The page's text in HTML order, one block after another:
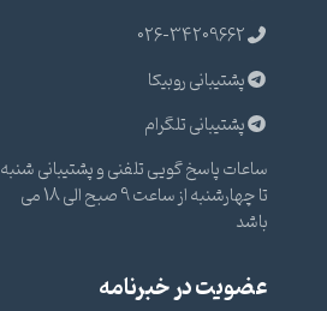
026-34209662
پشتیبانی روبیکا
پشتیبانی تلگرام
ساعات پاسخ گویی تلفنی و پشتیبانی شنبه
تا چهارشنبه از ساعت 9 صبح الی 18 می
باشد
عضویت در خبرنامه